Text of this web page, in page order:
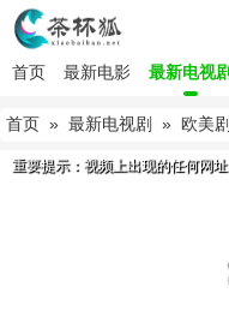
首页 最新电影 最新电视剧
首页 » 最新电视剧 » 欧美剧